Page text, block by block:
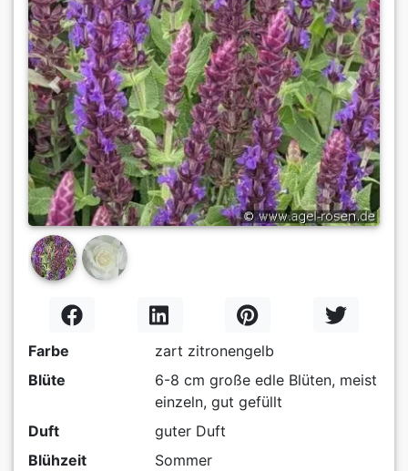
Previous Next
Farbe
zart zitronengelb
Blüte
6-8 cm große edle Blüten, meist
einzeln, gut gefüllt
Duft
guter Duft
Blühzeit
Sommer